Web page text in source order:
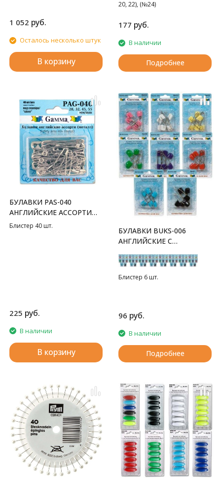
1 052 руб.
Осталось несколько штук
В корзину
20, 22), (№24)
177 руб.
В наличии
Подробнее
БУЛАВКИ PAS-040
АНГЛИЙСКИЕ АССОРТИ
GAMMA
Блистер 40 шт.
225 руб.
В наличии
В корзину
БУЛАВКИ BUKS-006
АНГЛИЙСКИЕ С
GAMMA
Блистер 6 шт.
96 руб.
В наличии
Подробнее